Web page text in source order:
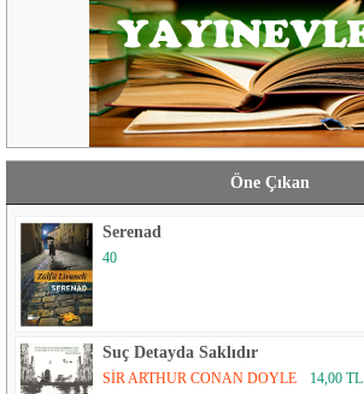
Öne Çıkan
Serenad
40
Suç Detayda Saklıdır
SİR ARTHUR CONAN DOYLE 14,00 TL